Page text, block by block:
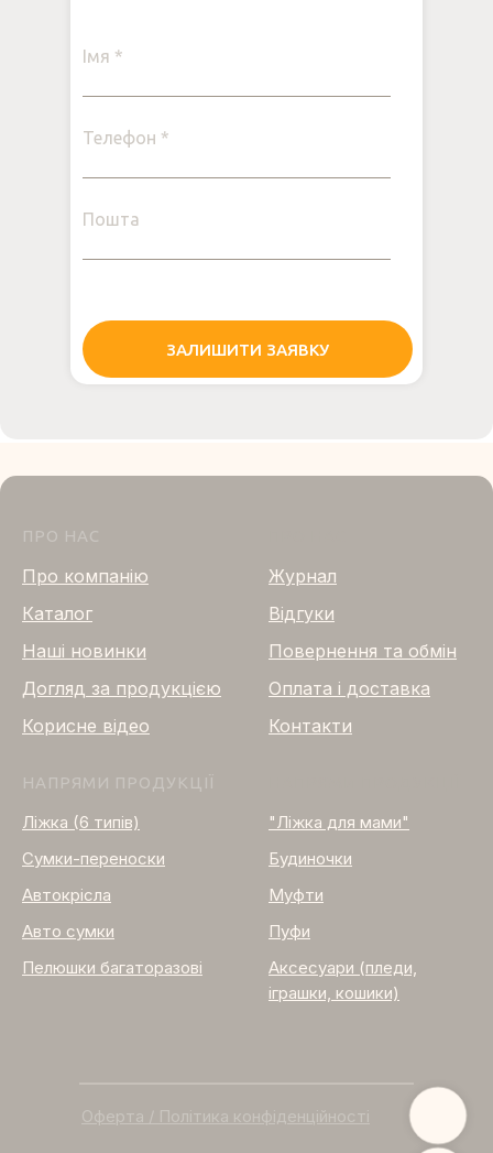
Імя *
Телефон *
Пошта
ЗАЛИШИТИ ЗАЯВКУ
ПРО НАС
Про компанію
Каталог
Нашi новинки
Догляд за продукцією
Корисне відео
Журнал
Відгуки
Повернення та обмін
Оплата і доставка
Контакти
НАПРЯМИ ПРОДУКЦІЇ
Ліжка (6 типів)
Сумки-переноски
Автокрісла
Авто сумки
Пелюшки багаторазові
"Ліжка для мами"
Будиночки
Муфти
Пуфи
Аксесуари (пледи,
іграшки, кошики)
Оферта / Політика конфіденційності